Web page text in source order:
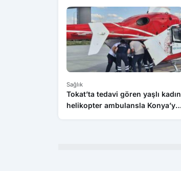
Sağlık
Tokat’ta tedavi gören yaşlı kadın
helikopter ambulansla Konya’ya